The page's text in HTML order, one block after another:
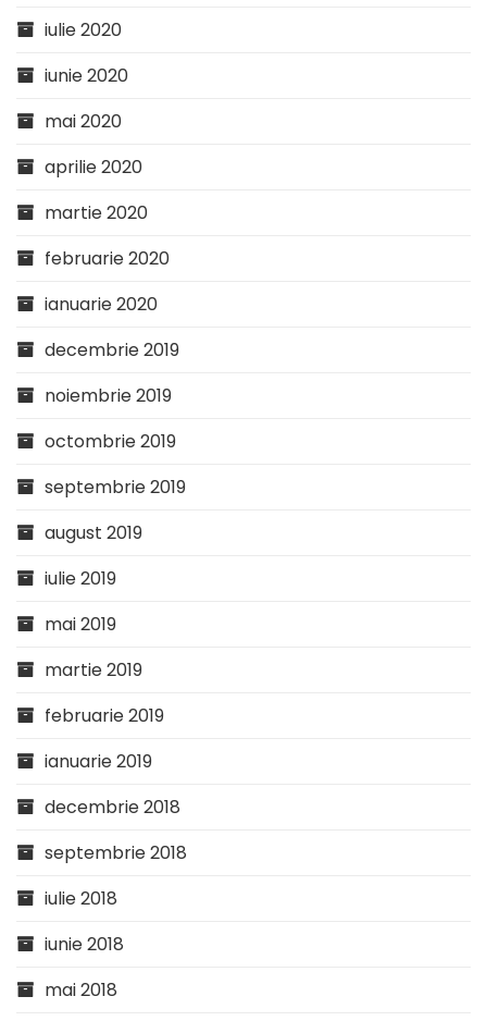
iulie 2020
iunie 2020
mai 2020
aprilie 2020
martie 2020
februarie 2020
ianuarie 2020
decembrie 2019
noiembrie 2019
octombrie 2019
septembrie 2019
august 2019
iulie 2019
mai 2019
martie 2019
februarie 2019
ianuarie 2019
decembrie 2018
septembrie 2018
iulie 2018
iunie 2018
mai 2018